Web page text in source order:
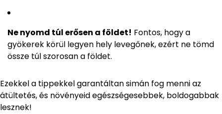
Ne nyomd túl erősen a földet! Fontos, hogy a
gyökerek körül legyen hely levegőnek, ezért ne tömd
össze túl szorosan a földet.
Ezekkel a tippekkel garantáltan simán fog menni az
átültetés, és növényeid egészségesebbek, boldogabbak
lesznek!